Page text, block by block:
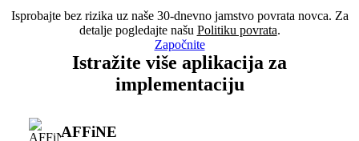
Isprobajte bez rizika uz naše 30-dnevno jamstvo povrata novca. Za
detalje pogledajte našu Politiku povrata.
Započnite
Istražite više aplikacija za
implementaciju
AFFiNE